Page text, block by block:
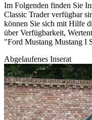
Ford Mustang I
Ford Mustang I
Ford Mustang I
Ford Mustang I
Ford Mustang I
Ford Mustang III
Ford Mustang IIII
Ford Mustang IV
Ford Mustang V
Ford Mustang VI
Ford Mustang VII
Im Folgenden finden Sie
Classic Trader verfügbar
können Sie sich mit Hilfe
über Verfügbarkeit,
"Ford Mustang Mustang I
Abgelaufenes Inserat